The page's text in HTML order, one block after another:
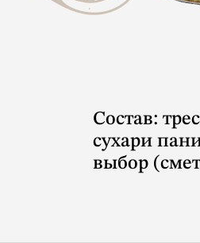
Состав:
сухари
выбор